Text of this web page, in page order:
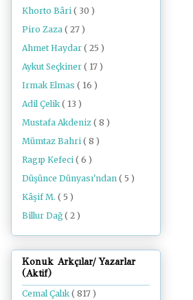
Khorto Bâri ( 30 )
Piro Zaza ( 27 )
Ahmet Haydar ( 25 )
Aykut Seçkiner ( 17 )
Irmak Elmas ( 16 )
Adil Çelik ( 13 )
Mustafa Akdeniz ( 8 )
Mümtaz Bahri ( 8 )
Ragıp Kefeci ( 6 )
Düşünce Dünyası'ndan ( 5 )
Kâşif M. ( 5 )
Billur Dağ ( 2 )
Konuk Arkçılar/ Yazarlar
(Aktif)
Cemal Çalık( 817 )